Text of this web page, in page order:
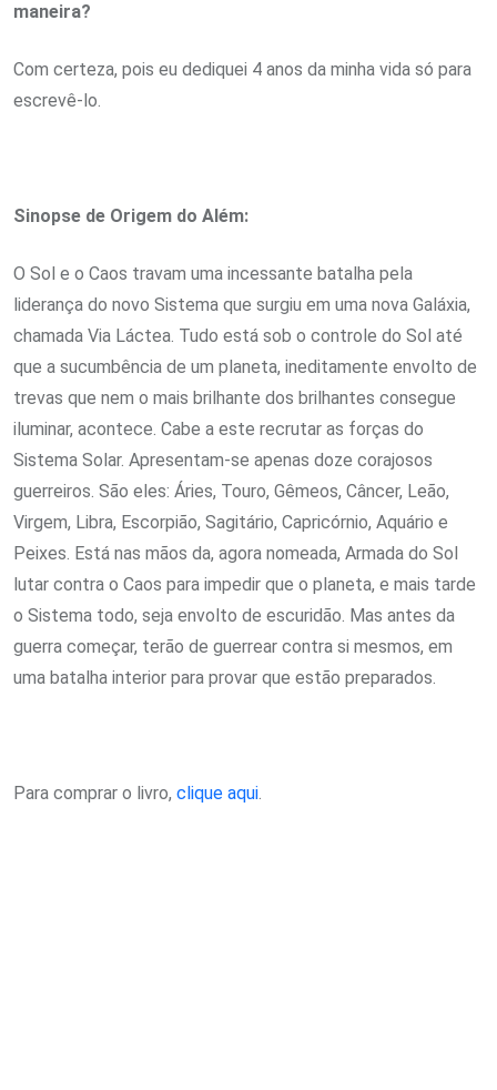
maneira?
Com certeza, pois eu dediquei 4 anos da minha vida só para
escrevê-lo.
Sinopse de Origem do Além:
O Sol e o Caos travam uma incessante batalha pela
liderança do novo Sistema que surgiu em uma nova Galáxia,
chamada Via Láctea. Tudo está sob o controle do Sol até
que a sucumbência de um planeta, ineditamente envolto de
trevas que nem o mais brilhante dos brilhantes consegue
iluminar, acontece. Cabe a este recrutar as forças do
Sistema Solar. Apresentam-se apenas doze corajosos
guerreiros. São eles: Áries, Touro, Gêmeos, Câncer, Leão,
Virgem, Libra, Escorpião, Sagitário, Capricórnio, Aquário e
Peixes. Está nas mãos da, agora nomeada, Armada do Sol
lutar contra o Caos para impedir que o planeta, e mais tarde
o Sistema todo, seja envolto de escuridão. Mas antes da
guerra começar, terão de guerrear contra si mesmos, em
uma batalha interior para provar que estão preparados.
Para comprar o livro, clique aqui.